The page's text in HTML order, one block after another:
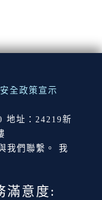
全政策宣示
地址：24219新
我們聯繫。 我
滿意度: